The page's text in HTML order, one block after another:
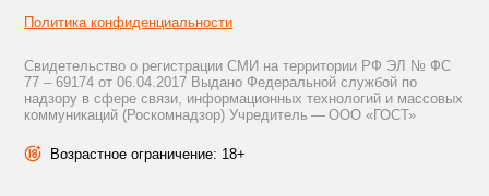
Политика конфиденциальности
Свидетельство о регистрации СМИ на территории РФ ЭЛ № ФС
77 – 69174 от 06.04.2017 Выдано Федеральной службой по
надзору в сфере связи, информационных технологий и массовых
коммуникаций (Роскомнадзор) Учредитель — ООО «ГОСТ»
Возрастное ограничение: 18+